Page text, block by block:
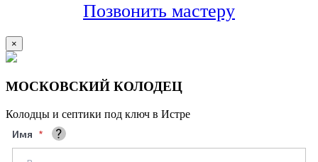
Позвонить мастеру
×
МОСКОВСКИЙ КОЛОДЕЦ
Колодцы и септики под ключ в Истре
Имя